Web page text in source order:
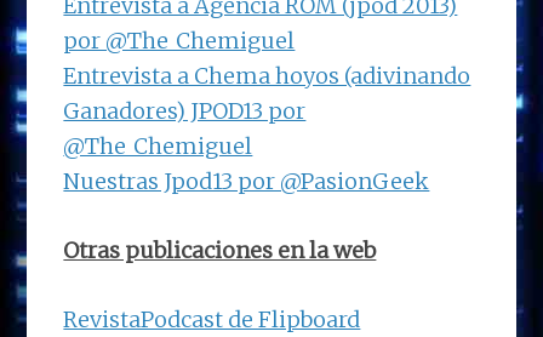
por @The_Chemiguel
Entrevista a Chema hoyos (adivinando
Ganadores) JPOD13 por
@The_Chemiguel
Nuestras Jpod13 por @PasionGeek
Otras publicaciones en la web
RevistaPodcast de Flipboard